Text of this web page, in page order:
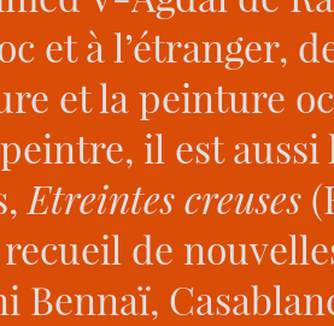
et à l’étranger,
et la peinture
il est aussi
Etreintes creuses
recueil de
Bennaï,